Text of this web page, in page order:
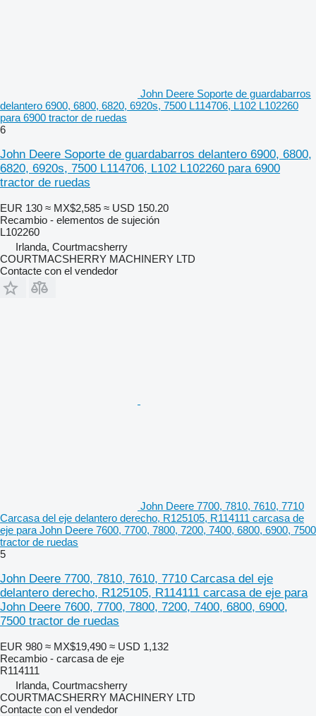
John Deere Soporte de guardabarros
delantero 6900, 6800, 6820, 6920s, 7500 L114706, L102 L102260
para 6900 tractor de ruedas
6
John Deere Soporte de guardabarros delantero 6900, 6800,
6820, 6920s, 7500 L114706, L102 L102260 para 6900
tractor de ruedas
EUR 130 ≈ MX$2,585 ≈ USD 150.20
Recambio - elementos de sujeción
L102260
Irlanda, Courtmacsherry
COURTMACSHERRY MACHINERY LTD
Contacte con el vendedor
John Deere 7700, 7810, 7610, 7710
Carcasa del eje delantero derecho, R125105, R114111 carcasa de
eje para John Deere 7600, 7700, 7800, 7200, 7400, 6800, 6900, 7500
tractor de ruedas
5
John Deere 7700, 7810, 7610, 7710 Carcasa del eje
delantero derecho, R125105, R114111 carcasa de eje para
John Deere 7600, 7700, 7800, 7200, 7400, 6800, 6900,
7500 tractor de ruedas
EUR 980 ≈ MX$19,490 ≈ USD 1,132
Recambio - carcasa de eje
R114111
Irlanda, Courtmacsherry
COURTMACSHERRY MACHINERY LTD
Contacte con el vendedor